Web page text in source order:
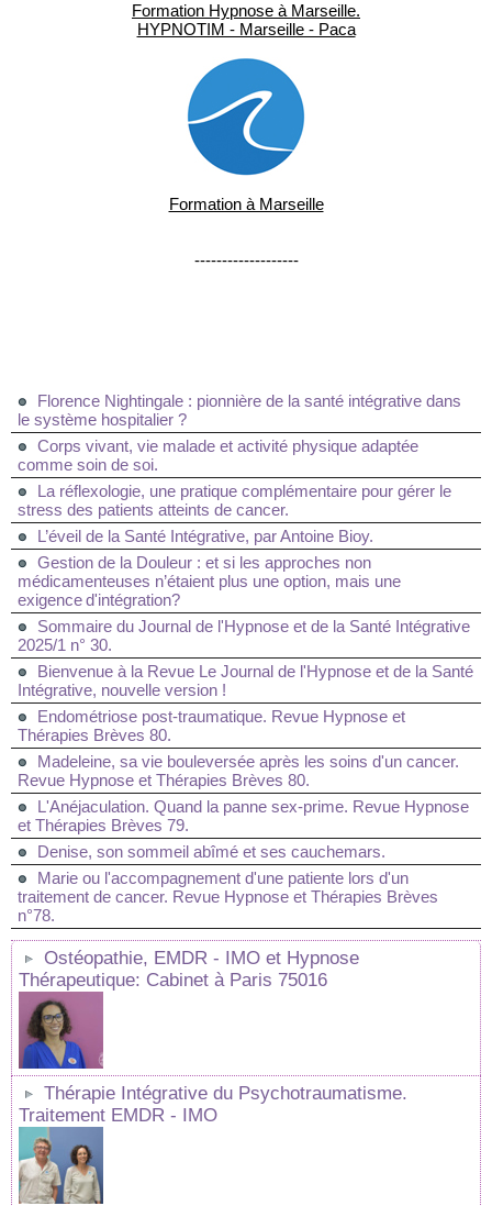
Formation Hypnose à Marseille.
HYPNOTIM - Marseille - Paca
Formation à Marseille
-------------------
Florence Nightingale : pionnière de la santé intégrative dans
le système hospitalier ?
Corps vivant, vie malade et activité physique adaptée
comme soin de soi.
La réflexologie, une pratique complémentaire pour gérer le
stress des patients atteints de cancer.
L’éveil de la Santé Intégrative, par Antoine Bioy.
Gestion de la Douleur : et si les approches non
médicamenteuses n’étaient plus une option, mais une
exigence d'intégration?
Sommaire du Journal de l'Hypnose et de la Santé Intégrative
2025/1 n° 30.
Bienvenue à la Revue Le Journal de l'Hypnose et de la Santé
Intégrative, nouvelle version !
Endométriose post-traumatique. Revue Hypnose et
Thérapies Brèves 80.
Madeleine, sa vie bouleversée après les soins d'un cancer.
Revue Hypnose et Thérapies Brèves 80.
L'Anéjaculation. Quand la panne sex-prime. Revue Hypnose
et Thérapies Brèves 79.
Denise, son sommeil abîmé et ses cauchemars.
Marie ou l'accompagnement d'une patiente lors d'un
traitement de cancer. Revue Hypnose et Thérapies Brèves
n°78.
Ostéopathie, EMDR - IMO et Hypnose
Thérapeutique: Cabinet à Paris 75016
Thérapie Intégrative du Psychotraumatisme.
Traitement EMDR - IMO